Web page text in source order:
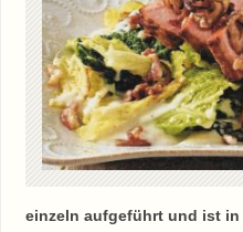
einzeln aufgeführt und ist